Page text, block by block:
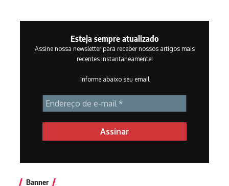
Esteja sempre atualizado
Assine nossa newsletter para receber nossos artigos mais
recentes instantaneamente!
Informe abaixo seu email
Banner